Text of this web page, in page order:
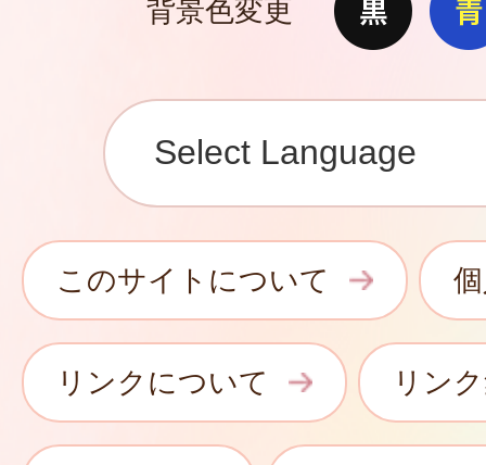
背景色変更
このサイトについて
リンクについて リン